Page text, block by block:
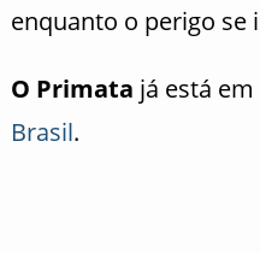
enquanto o perigo se
O Primata já está em
Brasil.